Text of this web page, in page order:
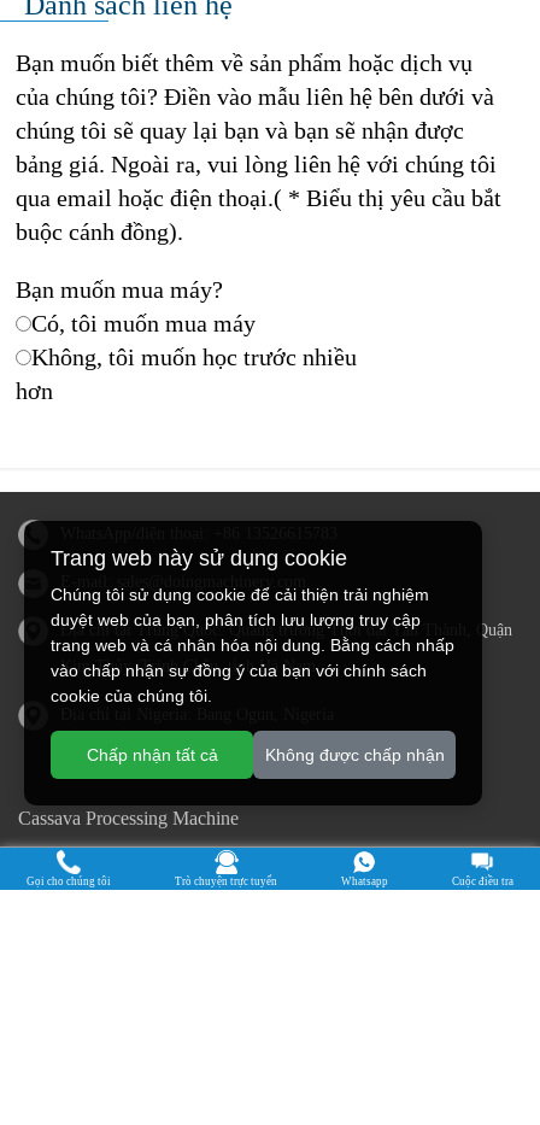
Bạn muốn biết thêm về sản phẩm hoặc dịch vụ
của chúng tôi? Điền vào mẫu liên hệ bên dưới và
chúng tôi sẽ quay lại bạn và bạn sẽ nhận được
bảng giá. Ngoài ra, vui lòng liên hệ với chúng tôi
qua email hoặc điện thoại.( * Biểu thị yêu cầu bắt
buộc cánh đồng).
Bạn muốn mua máy?
Có, tôi muốn mua máy
Không, tôi muốn học trước nhiều
hơn
Địa chỉ tại Trung Quốc: Quảng trường Thời đại Tấn Thành, Quận
Kim Thủy, Trịnh Châu, tỉnh Hà Nam
Cassava Processing Machine
Machine De Traitement Du Manioc
Máquina de procesamiento de yuca
Trang web này sử dụng cookie
Chúng tôi sử dụng cookie để cải thiện trải nghiệm
duyệt web của bạn, phân tích lưu lượng truy cập
trang web và cá nhân hóa nội dung. Bằng cách nhấp
vào chấp nhận sự đồng ý của bạn với chính sách
cookie của chúng tôi.
Chấp nhận tất cả Không được chấp nhận
Gọi cho chúng tôi Trò chuyện trực tuyến Whatsapp Cuộc điều tra